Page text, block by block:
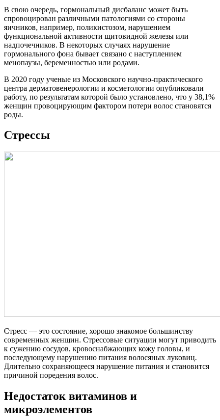
В свою очередь, гормональный дисбаланс может быть
спровоцирован различными патологиями со стороны
яичников, например, поликистозом, нарушением
функциональной активности щитовидной железы или
надпочечников. В некоторых случаях нарушение
гормонального фона бывает связано с наступлением
менопаузы, беременностью или родами.
В 2020 году ученые из Московского научно-практического
центра дерматовенерологии и косметологии опубликовали
работу, по результатам которой было установлено, что у 38,1%
женщин провоцирующим фактором потери волос становятся
роды.
Стрессы
Стресс — это состояние, хорошо знакомое большинству
современных женщин. Стрессовые ситуации могут приводить
к сужению сосудов, кровоснабжающих кожу головы, и
последующему нарушению питания волосяных луковиц.
Длительно сохраняющееся нарушение питания и становится
причиной поредения волос.
Недостаток витаминов и
микроэлементов